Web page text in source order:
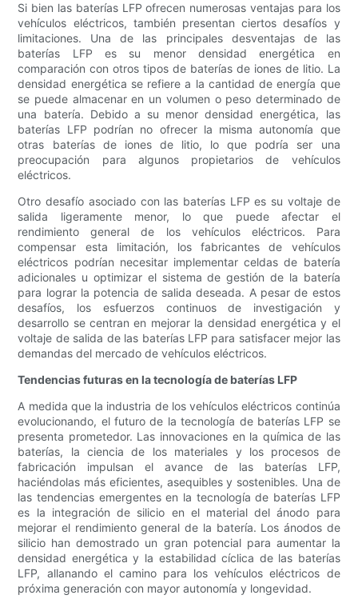
Si bien las baterías LFP ofrecen numerosas ventajas para los
vehículos eléctricos, también presentan ciertos desafíos y
limitaciones. Una de las principales desventajas de las
baterías LFP es su menor densidad energética en
comparación con otros tipos de baterías de iones de litio. La
densidad energética se refiere a la cantidad de energía que
se puede almacenar en un volumen o peso determinado de
una batería. Debido a su menor densidad energética, las
baterías LFP podrían no ofrecer la misma autonomía que
otras baterías de iones de litio, lo que podría ser una
preocupación para algunos propietarios de vehículos
eléctricos.
Otro desafío asociado con las baterías LFP es su voltaje de
salida ligeramente menor, lo que puede afectar el
rendimiento general de los vehículos eléctricos. Para
compensar esta limitación, los fabricantes de vehículos
eléctricos podrían necesitar implementar celdas de batería
adicionales u optimizar el sistema de gestión de la batería
para lograr la potencia de salida deseada. A pesar de estos
desafíos, los esfuerzos continuos de investigación y
desarrollo se centran en mejorar la densidad energética y el
voltaje de salida de las baterías LFP para satisfacer mejor las
demandas del mercado de vehículos eléctricos.
Tendencias futuras en la tecnología de baterías LFP
A medida que la industria de los vehículos eléctricos continúa
evolucionando, el futuro de la tecnología de baterías LFP se
presenta prometedor. Las innovaciones en la química de las
baterías, la ciencia de los materiales y los procesos de
fabricación impulsan el avance de las baterías LFP,
haciéndolas más eficientes, asequibles y sostenibles. Una de
las tendencias emergentes en la tecnología de baterías LFP
es la integración de silicio en el material del ánodo para
mejorar el rendimiento general de la batería. Los ánodos de
silicio han demostrado un gran potencial para aumentar la
densidad energética y la estabilidad cíclica de las baterías
LFP, allanando el camino para los vehículos eléctricos de
próxima generación con mayor autonomía y longevidad.